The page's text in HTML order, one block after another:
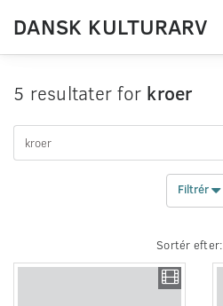
DANSK KULTURARV
5 resultater for kroer
Filtrér
Sortér efter: